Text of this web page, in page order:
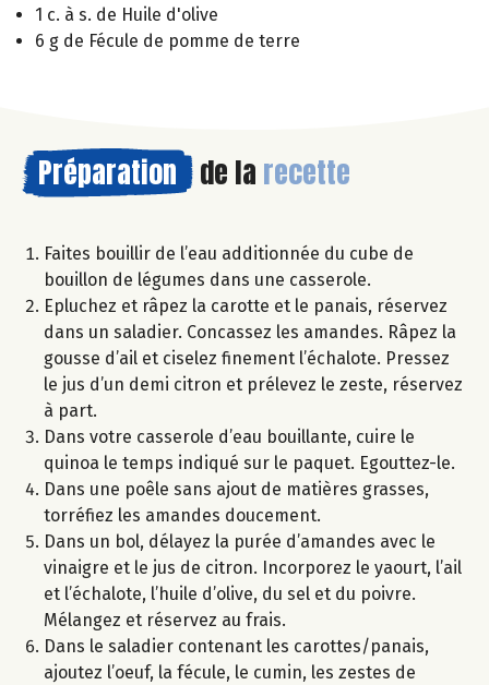
1 c. à s. de Huile d'olive
6 g de Fécule de pomme de terre
Préparation de la recette
Faites bouillir de l’eau additionnée du cube de
bouillon de légumes dans une casserole.
Epluchez et râpez la carotte et le panais, réservez
dans un saladier. Concassez les amandes. Râpez la
gousse d’ail et ciselez finement l’échalote. Pressez
le jus d’un demi citron et prélevez le zeste, réservez
à part.
Dans votre casserole d’eau bouillante, cuire le
quinoa le temps indiqué sur le paquet. Egouttez-le.
Dans une poêle sans ajout de matières grasses,
torréfiez les amandes doucement.
Dans un bol, délayez la purée d’amandes avec le
vinaigre et le jus de citron. Incorporez le yaourt, l’ail
et l’échalote, l’huile d’olive, du sel et du poivre.
Mélangez et réservez au frais.
Dans le saladier contenant les carottes/panais,
ajoutez l’oeuf, la fécule, le cumin, les zestes de